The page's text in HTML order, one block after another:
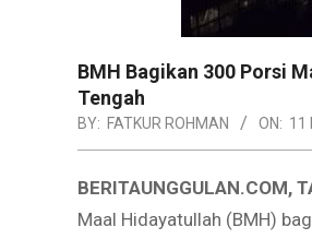
BMH Bagikan 300 Porsi
Tengah
BY: FATKUR ROHMAN ON: 11
BERITAUNGGULAN.COM,
Maal Hidayatullah (BMH)